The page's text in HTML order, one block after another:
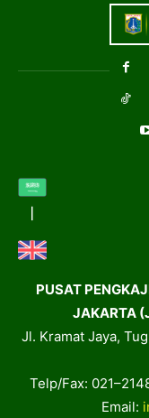
PUSAT
JAKARTA
Jl. Kramat Jaya,
Telp/Fax:
Email: